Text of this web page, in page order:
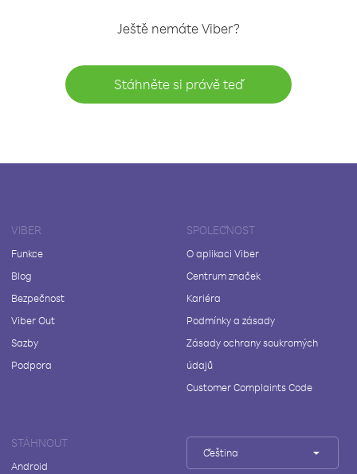
Ještě nemáte Viber?
Stáhněte si právě teď
VIBER
Funkce
Blog
Bezpečnost
Viber Out
Sazby
Podpora
SPOLEČNOST
O aplikaci Viber
Centrum značek
Kariéra
Podmínky a zásady
Zásady ochrany soukromých
údajů
Customer Complaints Code
STÁHNOUT
Android
Čeština